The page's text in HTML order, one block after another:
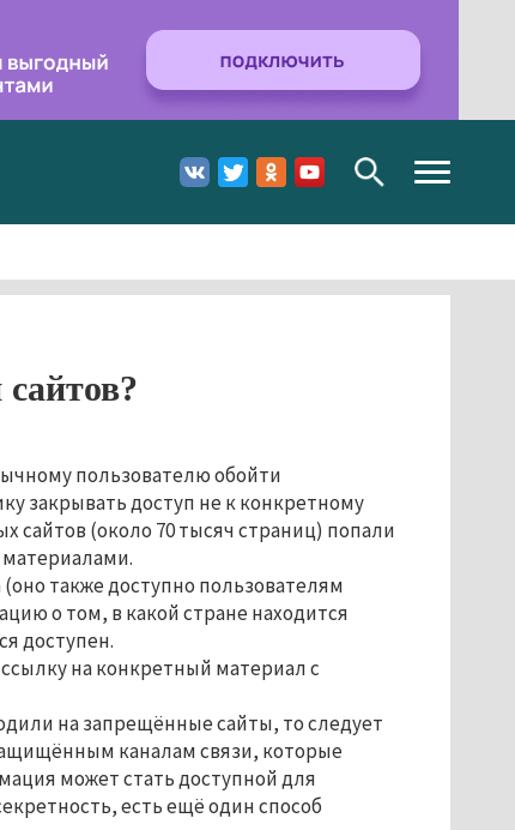
Toggle
navigation
пользователю обойти
закрывать доступ не к конкретному
сайтов (около 70 тысяч страниц) попали
также доступно пользователям
о том, в какой стране находится
доступен.
на конкретный материал с
на запрещённые сайты, то следует
каналам связи, которые
может стать доступной для
есть ещё один способ